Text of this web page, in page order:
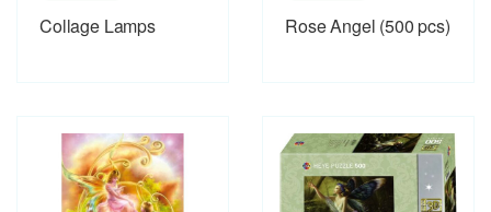
Collage Lamps Rose Angel (500 pcs)